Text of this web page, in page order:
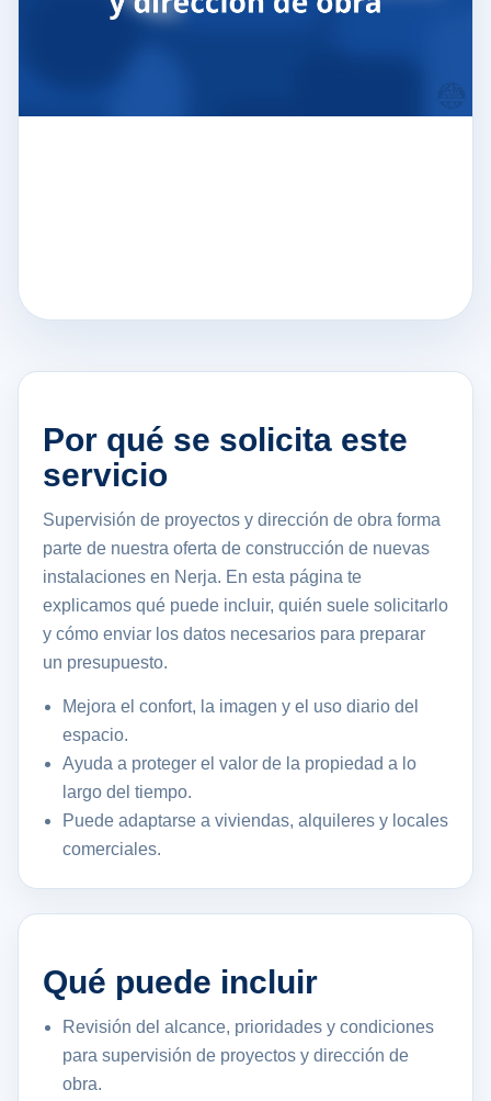
Por qué se solicita este
servicio
Supervisión de proyectos y dirección de obra forma
parte de nuestra oferta de construcción de nuevas
instalaciones en Nerja. En esta página te
explicamos qué puede incluir, quién suele solicitarlo
y cómo enviar los datos necesarios para preparar
un presupuesto.
Mejora el confort, la imagen y el uso diario del
espacio.
Ayuda a proteger el valor de la propiedad a lo
largo del tiempo.
Puede adaptarse a viviendas, alquileres y locales
comerciales.
Qué puede incluir
Revisión del alcance, prioridades y condiciones
para supervisión de proyectos y dirección de
obra.